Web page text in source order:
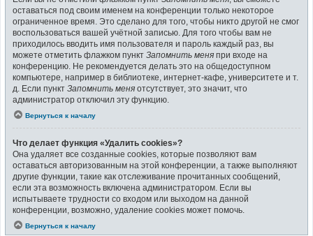
оставаться под своим именем на конференции только некоторое
ограниченное время. Это сделано для того, чтобы никто другой не смог
воспользоваться вашей учётной записью. Для того чтобы вам не
приходилось вводить имя пользователя и пароль каждый раз, вы
можете отметить флажком пункт Запомнить меня при входе на
конференцию. Не рекомендуется делать это на общедоступном
компьютере, например в библиотеке, интернет-кафе, университете и т.
д. Если пункт Запомнить меня отсутствует, это значит, что
администратор отключил эту функцию.
Вернуться к началу
Что делает функция «Удалить cookies»?
Она удаляет все созданные cookies, которые позволяют вам
оставаться авторизованным на этой конференции, а также выполняют
другие функции, такие как отслеживание прочитанных сообщений,
если эта возможность включена администратором. Если вы
испытываете трудности со входом или выходом на данной
конференции, возможно, удаление cookies может помочь.
Вернуться к началу